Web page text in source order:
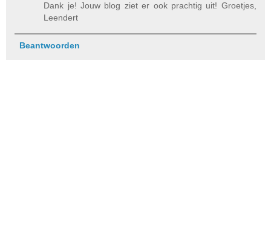
Dank je! Jouw blog ziet er ook prachtig uit! Groetjes,
Leendert
Beantwoorden